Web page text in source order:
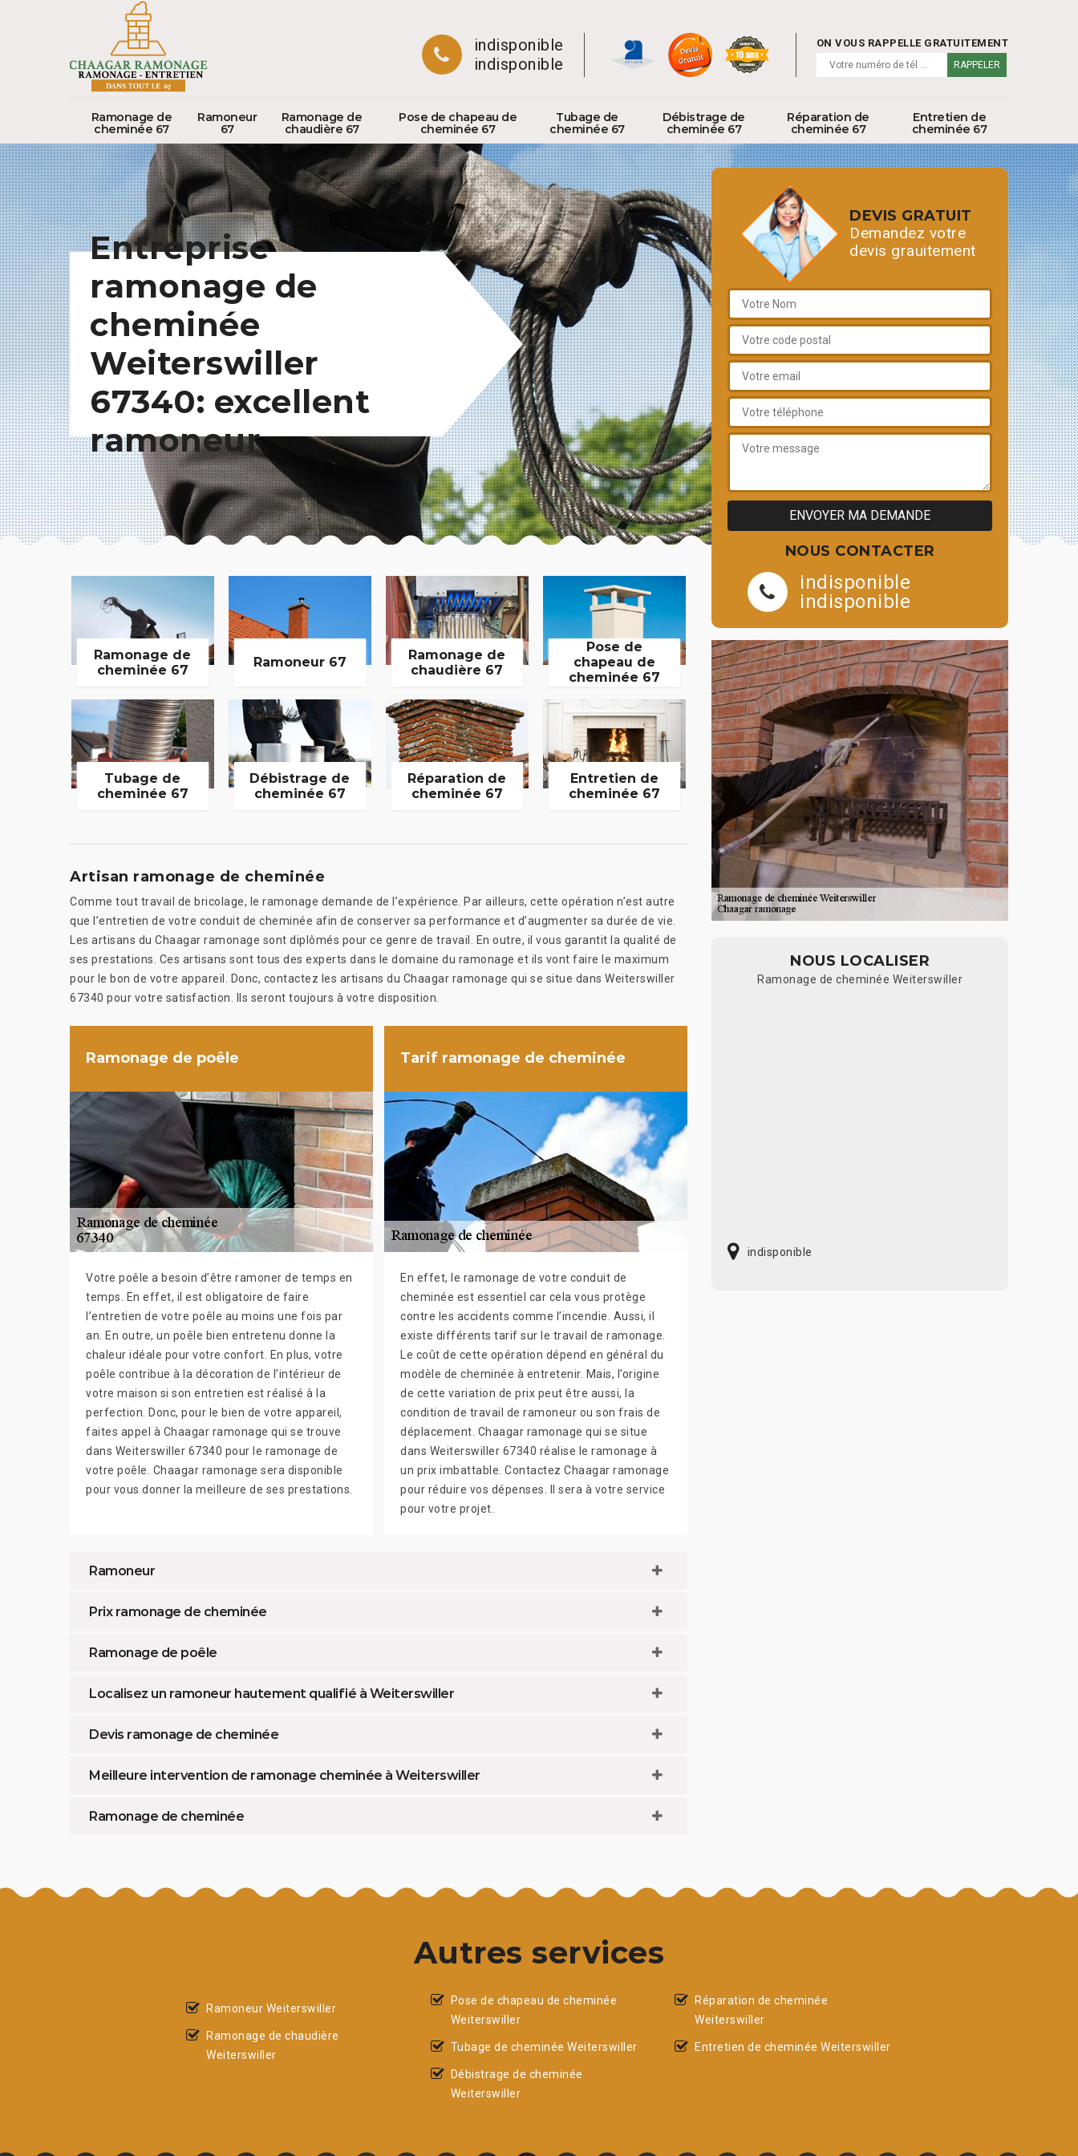
indisponible
indisponible
ON VOUS RAPPELLE GRATUITEMENT
Ramonage de
cheminée 67
Ramoneur
67
Ramonage de
chaudière 67
Pose de chapeau de
cheminée 67
Tubage de
cheminée 67
Débistrage de
cheminée 67
Réparation de
cheminée 67
Entretien de
cheminée 67
Entreprise
ramonage de
cheminée
Weiterswiller
67340: excellent
ramoneur
Ramonage de
cheminée 67
Ramoneur 67
Ramonage de
chaudière 67
Pose de
chapeau de
cheminée 67
Tubage de
cheminée 67
Débistrage de
cheminée 67
Réparation de
cheminée 67
Entretien de
cheminée 67
Artisan ramonage de cheminée
Comme tout travail de bricolage, le ramonage demande de l’expérience. Par ailleurs, cette opération n’est autre
que l’entretien de votre conduit de cheminée afin de conserver sa performance et d’augmenter sa durée de vie.
Les artisans du Chaagar ramonage sont diplômés pour ce genre de travail. En outre, il vous garantit la qualité de
ses prestations. Ces artisans sont tous des experts dans le domaine du ramonage et ils vont faire le maximum
pour le bon de votre appareil. Donc, contactez les artisans du Chaagar ramonage qui se situe dans Weiterswiller
67340 pour votre satisfaction. Ils seront toujours à votre disposition.
Ramonage de poêle
Votre poêle a besoin d’être ramoner de temps en
temps. En effet, il est obligatoire de faire
l’entretien de votre poêle au moins une fois par
an. En outre, un poêle bien entretenu donne la
chaleur idéale pour votre confort. En plus, votre
poêle contribue à la décoration de l’intérieur de
votre maison si son entretien est réalisé à la
perfection. Donc, pour le bien de votre appareil,
faites appel à Chaagar ramonage qui se trouve
dans Weiterswiller 67340 pour le ramonage de
votre poêle. Chaagar ramonage sera disponible
pour vous donner la meilleure de ses prestations.
Tarif ramonage de cheminée
En effet, le ramonage de votre conduit de
cheminée est essentiel car cela vous protège
contre les accidents comme l’incendie. Aussi, il
existe différents tarif sur le travail de ramonage.
Le coût de cette opération dépend en général du
modèle de cheminée à entretenir. Mais, l’origine
de cette variation de prix peut être aussi, la
condition de travail de ramoneur ou son frais de
déplacement. Chaagar ramonage qui se situe
dans Weiterswiller 67340 réalise le ramonage à
un prix imbattable. Contactez Chaagar ramonage
pour réduire vos dépenses. Il sera à votre service
pour votre projet.
Ramoneur
Prix ramonage de cheminée
Ramonage de poêle
Localisez un ramoneur hautement qualifié à Weiterswiller
Devis ramonage de cheminée
Meilleure intervention de ramonage cheminée à Weiterswiller
Ramonage de cheminée
DEVIS GRATUIT
Demandez votre
devis grauitement
NOUS CONTACTER
indisponible
indisponible
NOUS LOCALISER
Ramonage de cheminée Weiterswiller
indisponible
Autres services
Ramoneur Weiterswiller
Ramonage de chaudière
Weiterswiller
Pose de chapeau de cheminée
Weiterswiller
Tubage de cheminée Weiterswiller
Débistrage de cheminée
Weiterswiller
Réparation de cheminée
Weiterswiller
Entretien de cheminée Weiterswiller